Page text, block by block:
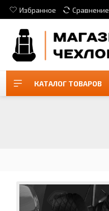
Избранное Сравнение
КАТАЛОГ ТОВАРОВ